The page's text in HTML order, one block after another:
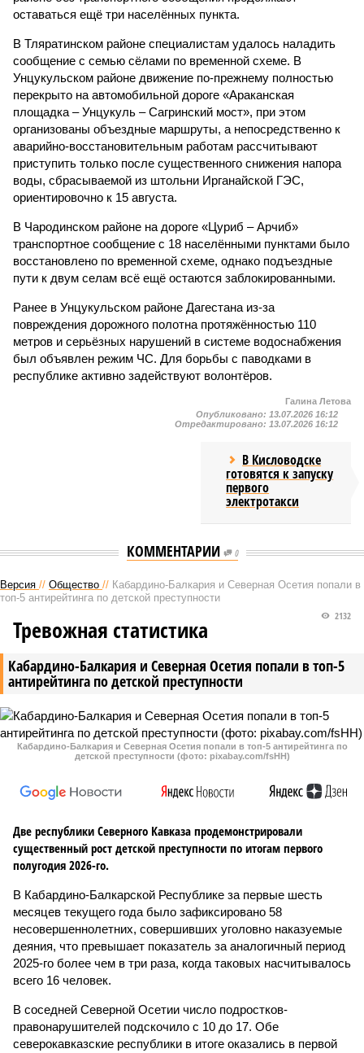
оставаться ещё три населённых пункта.
В Тляратинском районе специалистам удалось наладить
сообщение с семью сёлами по временной схеме. В
Унцукульском районе движение по-прежнему полностью
перекрыто на автомобильной дороге «Араканская
площадка – Унцукуль – Сагринский мост», при этом
организованы объездные маршруты, а непосредственно к
аварийно-восстановительным работам рассчитывают
приступить только после существенного снижения напора
воды, сбрасываемой из штольни Ирганайской ГЭС,
ориентировочно к 15 августа.
В Чародинском районе на дороге «Цуриб – Арчиб»
транспортное сообщение с 18 населёнными пунктами было
восстановлено по временной схеме, однако подъездные
пути к двум селам всё ещё остаются заблокированными.
Ранее в Унцукульском районе Дагестана из-за
повреждения дорожного полотна протяжённостью 110
метров и серьёзных нарушений в системе водоснабжения
был объявлен режим ЧС. Для борьбы с паводками в
республике активно задействуют волонтёров.
Галина Летова
Опубликовано: 13.07.2026 16:12
Отредактировано: 13.07.2026 16:12
В Кисловодске
готовятся к запуску
первого
электротакси
КОММЕНТАРИИ 0
Версия // Общество // Кабардино-Балкария и Северная Осетия попали в
топ-5 антирейтинга по детской преступности
Кабардино-Балкария и Северная Осетия попали в топ-5
антирейтинга по детской преступности
2132
Тревожная статистика
Кабардино-Балкария и Северная Осетия попали в топ-5 антирейтинга по
детской преступности (фото: pixabay.com/fsHH)
Две республики Северного Кавказа продемонстрировали
существенный рост детской преступности по итогам первого
полугодия 2026-го.
В Кабардино-Балкарской Республике за первые шесть
месяцев текущего года было зафиксировано 58
несовершеннолетних, совершивших уголовно наказуемые
деяния, что превышает показатель за аналогичный период
2025-го более чем в три раза, когда таковых насчитывалось
всего 16 человек.
В соседней Северной Осетии число подростков-
правонарушителей подскочило с 10 до 17. Обе
северокавказские республики в итоге оказались в первой